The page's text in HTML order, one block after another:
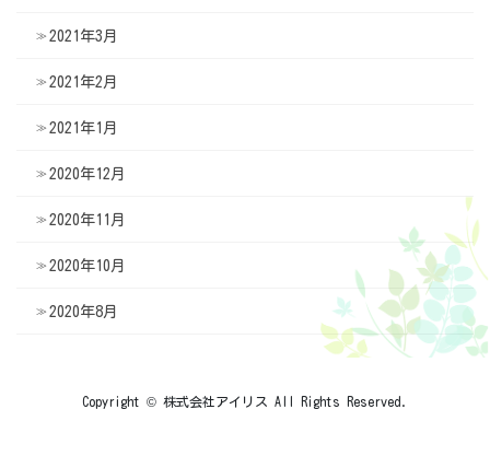
2021年3月
2021年2月
2021年1月
2020年12月
2020年11月
2020年10月
2020年8月
Copyright © 株式会社アイリス All Rights Reserved.